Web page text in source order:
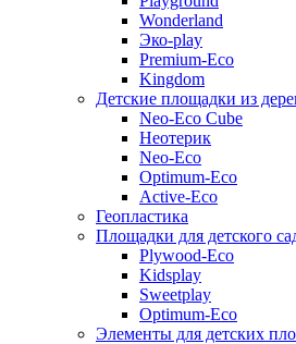
Wonderland
Эко-play
Premium-Eco
Kingdom
Детские площадки из
Neo-Eco Cube
Неотерик
Neo-Eco
Оptimum-Еco
Active-Eco
Геопластика
Площадки для детского
Plywood-Eco
Kidsplay
Sweetplay
Оptimum-Еco
Элементы для детских